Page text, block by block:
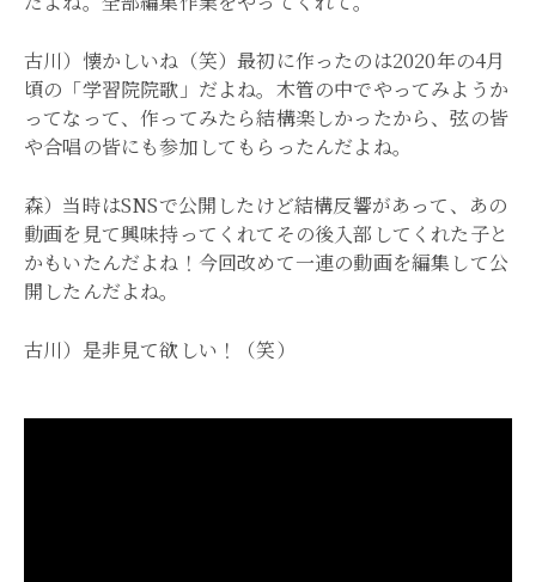
古川）懐かしいね（笑）最初に作ったのは2020年の4月
頃の「学習院院歌」だよね。木管の中でやってみようか
ってなって、作ってみたら結構楽しかったから、弦の皆
や合唱の皆にも参加してもらったんだよね。
森）当時はSNSで公開したけど結構反響があって、あの
動画を見て興味持ってくれてその後入部してくれた子と
かもいたんだよね！今回改めて一連の動画を編集して公
開したんだよね。
古川）是非見て欲しい！（笑）